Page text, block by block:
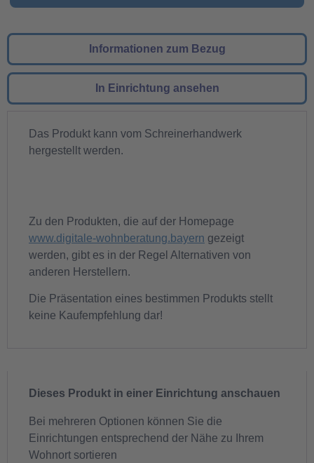
Informationen zum Bezug
In Einrichtung ansehen
Das Produkt kann vom Schreinerhandwerk
hergestellt werden.
Zu den Produkten, die auf der Homepage
www.digitale-wohnberatung.bayern gezeigt
werden, gibt es in der Regel Alternativen von
anderen Herstellern.
Die Präsentation eines bestimmen Produkts stellt
keine Kaufempfehlung dar!
Dieses Produkt in einer Einrichtung anschauen
Bei mehreren Optionen können Sie die
Einrichtungen entsprechend der Nähe zu Ihrem
Wohnort sortieren